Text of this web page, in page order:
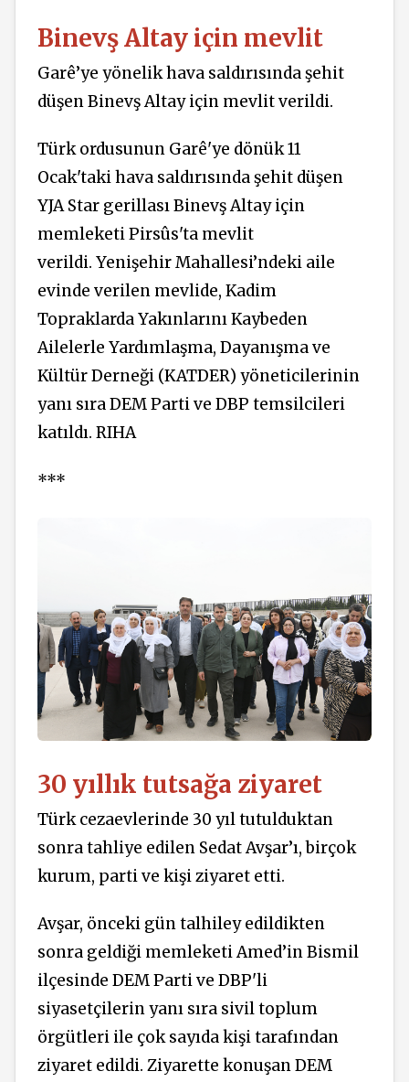
Binevş Altay için mevlit
Garê’ye yönelik hava saldırısında şehit
düşen Binevş Altay için mevlit verildi.
Türk ordusunun Garê'ye dönük 11
Ocak'taki hava saldırısında şehit düşen
YJA Star gerillası Binevş Altay için
memleketi Pirsûs'ta mevlit
verildi. Yenişehir Mahallesi’ndeki aile
evinde verilen mevlide, Kadim
Topraklarda Yakınlarını Kaybeden
Ailelerle Yardımlaşma, Dayanışma ve
Kültür Derneği (KATDER) yöneticilerinin
yanı sıra DEM Parti ve DBP temsilcileri
katıldı. RIHA
***
30 yıllık tutsağa ziyaret
Türk cezaevlerinde 30 yıl tutulduktan
sonra tahliye edilen Sedat Avşar’ı, birçok
kurum, parti ve kişi ziyaret etti.
Avşar, önceki gün talhiley edildikten
sonra geldiği memleketi Amed’in Bismil
ilçesinde DEM Parti ve DBP'li
siyasetçilerin yanı sıra sivil toplum
örgütleri ile çok sayıda kişi tarafından
ziyaret edildi. Ziyarette konuşan DEM